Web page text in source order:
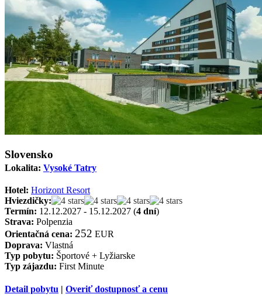
Slovensko
Lokalita: Vysoké Tatry
Hotel: Horizont Resort
Hviezdičky:
Termín: 12.12.2027 - 15.12.2027 (4 dní)
Strava: Polpenzia
Orientačná cena: 252 EUR
Doprava: Vlastná
Typ pobytu: Športové + Lyžiarske
Typ zájazdu: First Minute
Detail pobytu | Overiť dostupnosť a cenu